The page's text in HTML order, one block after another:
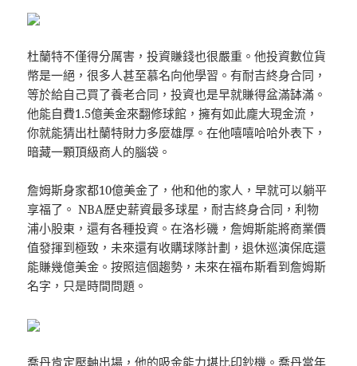
杜蘭特不僅得分厲害，投資賺錢也很嚴重。他投資數位貨
幣是一絕，很多人甚至慕名向他學習。有耐吉終身合同，
等於給自己買了養老合同，投資也是早就賺得盆滿缽滿。
他能自費1.5億美金來翻修球館，擁有如此龐大現金流，
你就能猜出杜蘭特財力多麼雄厚。在他嘻嘻哈哈外表下，
暗藏一顆頂級商人的腦袋。
詹姆斯身家都10億美金了，他和他的家人，早就可以躺平
享福了。 NBA歷史薪資最多球星，耐吉終身合同，利物
浦小股東，還有各種投資。在洛杉磯，詹姆斯能將商業價
值發揮到極致，未來還有收購球隊計劃，退休巡演保底還
能賺幾億美金。按照這個趨勢，未來在福布斯看到詹姆斯
名字，只是時間問題。
喬丹肯定壓軸出場，他的吸金能力堪比印鈔機。喬丹當年